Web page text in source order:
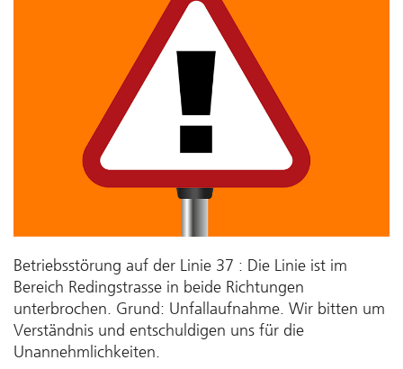
Betriebsstörung auf der Linie 37 : Die Linie ist im
Bereich Redingstrasse in beide Richtungen
unterbrochen. Grund: Unfallaufnahme. Wir bitten um
Verständnis und entschuldigen uns für die
Unannehmlichkeiten.